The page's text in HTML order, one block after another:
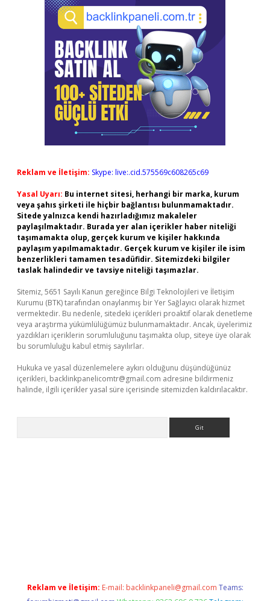
Reklam ve İletişim: Skype: live:.cid.575569c608265c69
Yasal Uyarı: Bu internet sitesi, herhangi bir marka, kurum
veya şahıs şirketi ile hiçbir bağlantısı bulunmamaktadır.
Sitede yalnızca kendi hazırladığımız makaleler
paylaşılmaktadır. Burada yer alan içerikler haber niteliği
taşımamakta olup, gerçek kurum ve kişiler hakkında
paylaşım yapılmamaktadır. Gerçek kurum ve kişiler ile isim
benzerlikleri tamamen tesadüfidir. Sitemizdeki bilgiler
taslak halindedir ve tavsiye niteliği taşımazlar.
Sitemiz, 5651 Sayılı Kanun gereğince Bilgi Teknolojileri ve İletişim
Kurumu (BTK) tarafından onaylanmış bir Yer Sağlayıcı olarak hizmet
vermektedir. Bu nedenle, sitedeki içerikleri proaktif olarak denetleme
veya araştırma yükümlülüğümüz bulunmamaktadır. Ancak, üyelerimiz
yazdıkları içeriklerin sorumluluğunu taşımakta olup, siteye üye olarak
bu sorumluluğu kabul etmiş sayılırlar.
Hukuka ve yasal düzenlemelere aykırı olduğunu düşündüğünüz
içerikleri, backlinkpanelicomtr@gmail.com adresine bildirmeniz
halinde, ilgili içerikler yasal süre içerisinde sitemizden kaldırılacaktır.
Reklam ve İletişim: E-mail: backlinkpaneli@gmail.com Teams: